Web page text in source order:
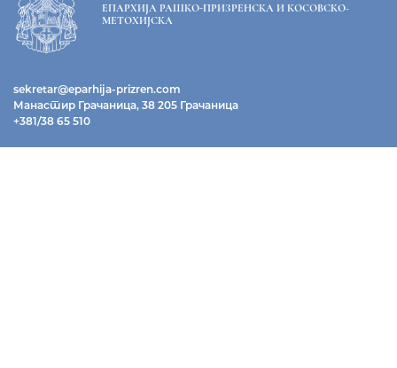
ЕПАРХИЈА РАШКО-ПРИЗРЕНСКА И КОСОВСКО-
МЕТОХИЈСКА
sekretar@eparhija-prizren.com
Манастир Грачаница, 38 205 Грачаница
+381/38 65 510